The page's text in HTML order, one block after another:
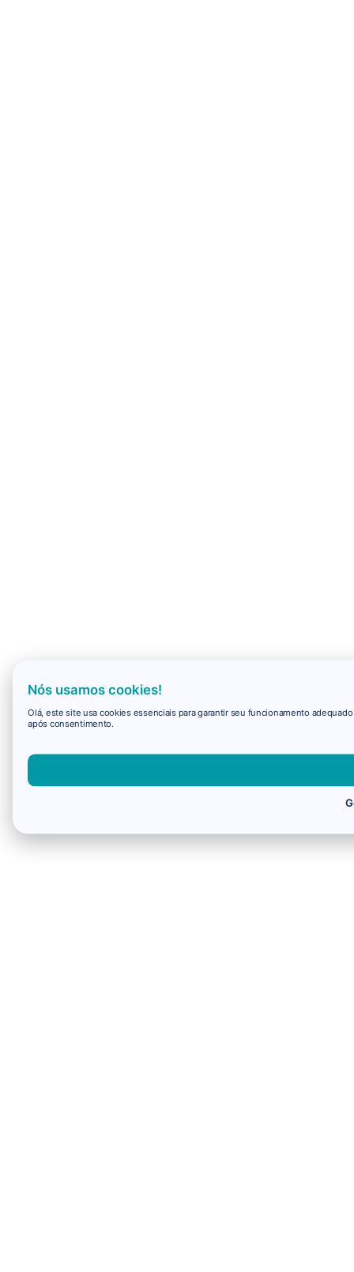
Nós usamos cookies!
Olá, este site usa cookies essenciais para garantir seu funcionamento
após consentimento.